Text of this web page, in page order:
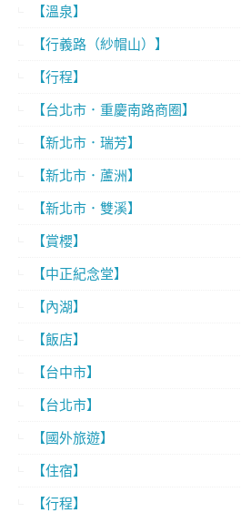
【溫泉】
【行義路（紗帽山）】
【行程】
【台北市．重慶南路商圈】
【新北市．瑞芳】
【新北市．蘆洲】
【新北市．雙溪】
【賞櫻】
【中正紀念堂】
【內湖】
【飯店】
【台中市】
【台北市】
【國外旅遊】
【住宿】
【行程】